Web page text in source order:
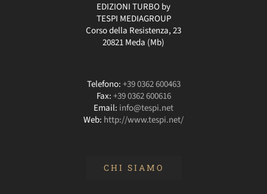
EDIZIONI TURBO by
TESPI MEDIAGROUP
Corso della Resistenza, 23
20821 Meda (Mb)
Telefono:+39 0362 600463
Fax:+39 0362 600616
Email: info@tespi.net
Web: http://www.tespi.net/
CHI SIAMO